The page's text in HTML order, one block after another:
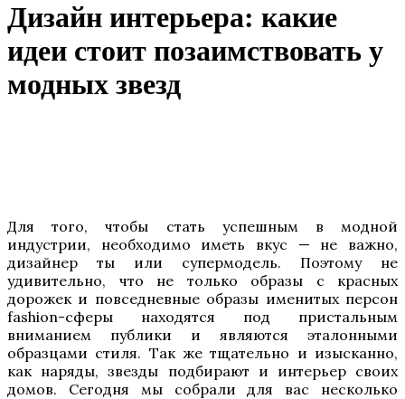
Дизайн интерьера: какие
идеи стоит позаимствовать у
модных звезд
Для того, чтобы стать успешным в модной
индустрии, необходимо иметь вкус — не важно,
дизайнер ты или супермодель. Поэтому не
удивительно, что не только образы с красных
дорожек и повседневные образы именитых персон
fashion-сферы находятся под пристальным
вниманием публики и являются эталонными
образцами стиля. Так же тщательно и изысканно,
как наряды, звезды подбирают и интерьер своих
домов. Сегодня мы собрали для вас несколько